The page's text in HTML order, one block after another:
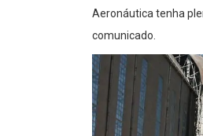
Aeronáutica tenha
comunicado.